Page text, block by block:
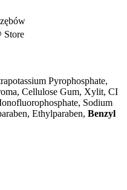
Store
Pyrophosphate,
Cellulose Gum, Xylit, CI
Sodium
Ethylparaben, Benzyl